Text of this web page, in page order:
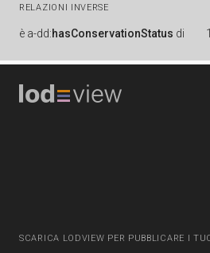
RELAZIONI INVERSE
è a-dd:hasConservationStatus di
SCARICA LODVIEW PER PUBBLICARE I